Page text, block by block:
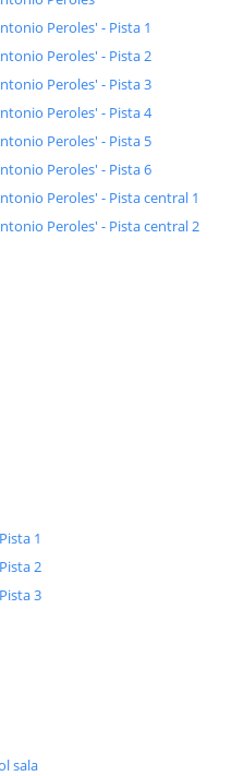
Peroles' - Pista 1
Peroles' - Pista 2
Peroles' - Pista 3
Peroles' - Pista 4
Peroles' - Pista 5
Peroles' - Pista 6
Peroles' - Pista central 1
Peroles' - Pista central 2
1
2
3
sala